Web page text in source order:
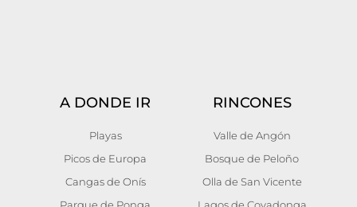
A DONDE IR
Playas
Picos de Europa
Cangas de Onís
Parque de Ponga
RINCONES
Valle de Angón
Bosque de Peloño
Olla de San Vicente
Lagos de Covadonga